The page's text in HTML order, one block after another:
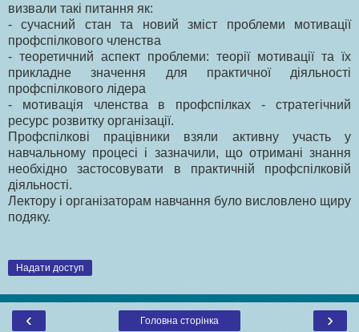
визвали такі питання як:
- сучасний стан та новий зміст проблеми мотивації
профспілкового членства
- теоретичний аспект проблеми: теорії мотивації та їх
прикладне значення для практичної діяльності
профспілкового лідера
- мотивація членства в профспілках - стратегічний
ресурс розвитку організації.
Профспілкові працівники взяли активну участь у
навчальному процесі і зазначили, що отримані знання
необхідно застосовувати в практичній профспілковій
діяльності.
Лектору і організаторам навчання було висловлено щиру
подяку.
Надати доступ
‹ ›
Головна сторінка